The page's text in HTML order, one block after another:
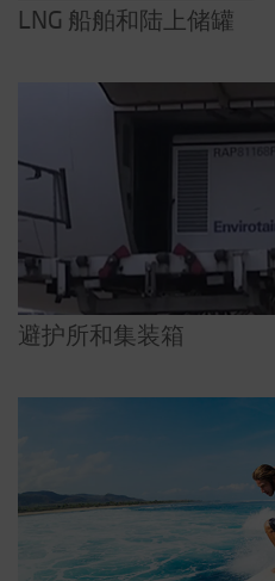
LNG 船舶和陆上储罐
避护所和集装箱